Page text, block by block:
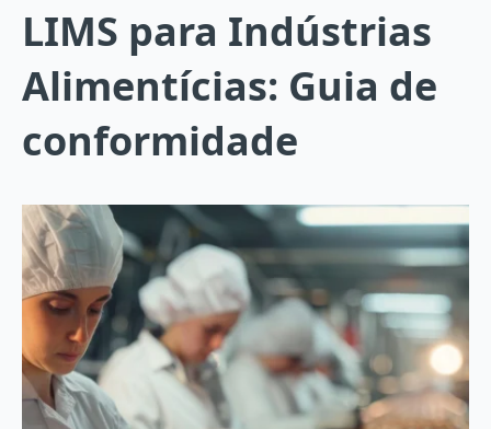
LIMS para Indústrias
Alimentícias: Guia de
conformidade